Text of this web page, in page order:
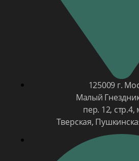
125009 г.
Малый
пер. 12, стр.4,
Тверская,